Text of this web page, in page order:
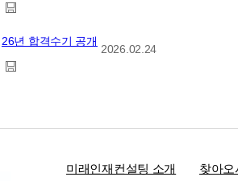
26년 합격수기 공개
2026.02.24
미래인재컨설팅 소개 찾아